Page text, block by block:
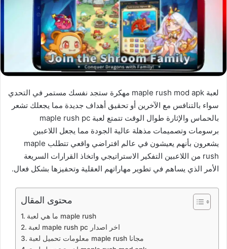
لعبة maple rush mod apk مهكرة ستجد نفسك مستمر في التحدي
سواء بالتنافس مع الآخرين أو تحقيق أهداف جديدة مما يجعلك تشعر
بالحماس والإثارة طوال الوقت تتمتع لعبة maple rush pc
برسومات وتصميمات مذهلة عالية الجودة مما يجعل اللاعبين
يشعرون بأنهم يعيشون في عالم افتراضي واقعي تتطلب maple
rush من اللاعبين التفكير الاستراتيجي واتخاذ القرارات السريعة
الأمر الذي يساهم في تطوير مهاراتهم العقلية وتحفيزها بشكل فعال.
محتوى المقال
ما هي لعبة maple rush
لعبة maple rush pc اخر اصدار
معلومات تحميل لعبة maple rush مجانا